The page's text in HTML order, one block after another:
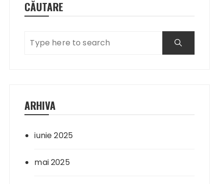
CĂUTARE
ARHIVA
iunie 2025
mai 2025